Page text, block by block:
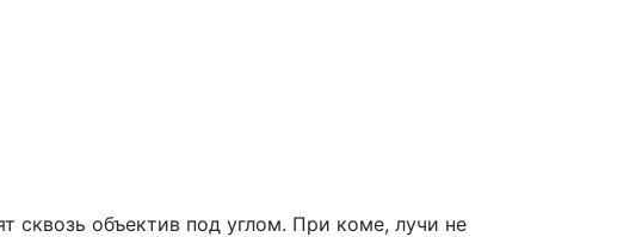
сквозь объектив под углом. При коме, лучи не